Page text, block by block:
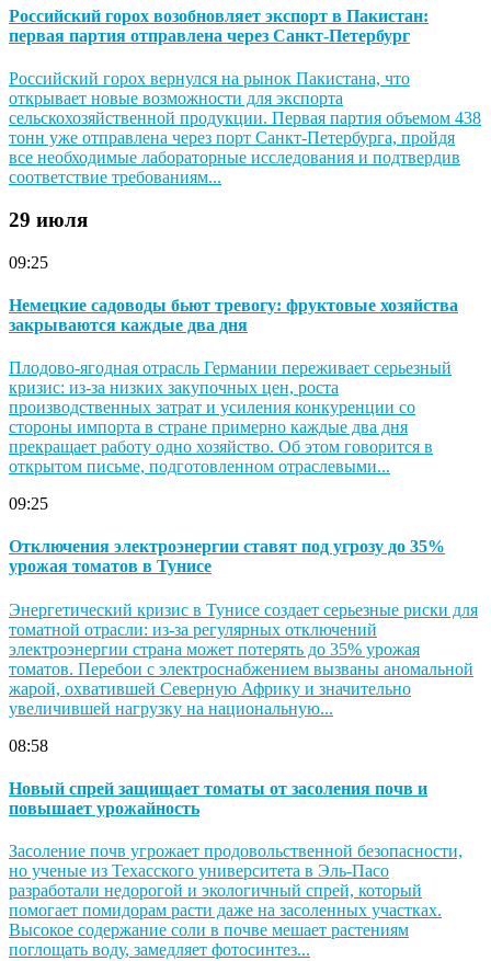
Российский горох возобновляет экспорт в Пакистан:
первая партия отправлена через Санкт-Петербург
Российский горох вернулся на рынок Пакистана, что
открывает новые возможности для экспорта
сельскохозяйственной продукции. Первая партия объемом 438
тонн уже отправлена через порт Санкт-Петербурга, пройдя
все необходимые лабораторные исследования и подтвердив
соответствие требованиям...
29 июля
09:25
Немецкие садоводы бьют тревогу: фруктовые хозяйства
закрываются каждые два дня
Плодово-ягодная отрасль Германии переживает серьезный
кризис: из-за низких закупочных цен, роста
производственных затрат и усиления конкуренции со
стороны импорта в стране примерно каждые два дня
прекращает работу одно хозяйство. Об этом говорится в
открытом письме, подготовленном отраслевыми...
09:25
Отключения электроэнергии ставят под угрозу до 35%
урожая томатов в Тунисе
Энергетический кризис в Тунисе создает серьезные риски для
томатной отрасли: из-за регулярных отключений
электроэнергии страна может потерять до 35% урожая
томатов. Перебои с электроснабжением вызваны аномальной
жарой, охватившей Северную Африку и значительно
увеличившей нагрузку на национальную...
08:58
Новый спрей защищает томаты от засоления почв и
повышает урожайность
Засоление почв угрожает продовольственной безопасности,
но ученые из Техасского университета в Эль-Пасо
разработали недорогой и экологичный спрей, который
помогает помидорам расти даже на засоленных участках.
Высокое содержание соли в почве мешает растениям
поглощать воду, замедляет фотосинтез...